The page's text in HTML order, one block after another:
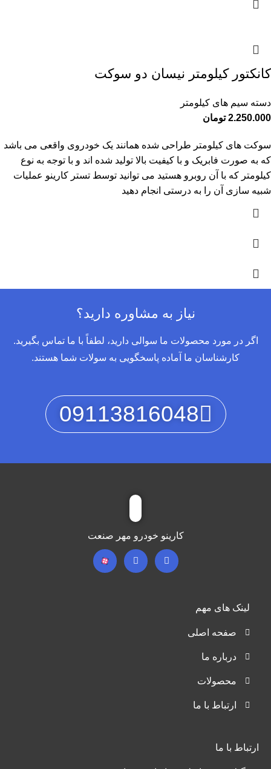
کانکتور کیلومتر نیسان دو سوکت
دسته سیم های کیلومتر
2.250.000 تومان
سوکت های کیلومتر طراحی شده همانند یک خودروی واقعی می باشد
که به صورت فابریک و با کیفیت بالا تولید شده اند و با توجه به نوع
کیلومتر که با آن روبرو هستید می توانید توسط تستر کارینو عملیات
شبیه سازی آن را به درستی انجام دهید
نیاز به مشاوره دارید؟
اگر در مورد محصولات ما سوالی دارید، لطفاً با ما تماس بگیرید.
کارشناسان ما آماده پاسخگویی به سولات شما هستند.
09113816048
کارینو خودرو مهر صنعت
لینک های مهم
صفحه اصلی
درباره ما
محصولات
ارتباط با ما
ارتباط با ما